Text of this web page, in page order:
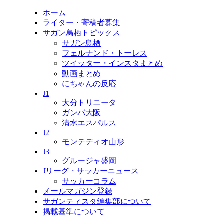
ホーム
ライター・寄稿者募集
サガン鳥栖トピックス
サガン鳥栖
フェルナンド・トーレス
ツイッター・インスタまとめ
動画まとめ
にちゃんの反応
J1
大分トリニータ
ガンバ大阪
清水エスパルス
J2
モンテディオ山形
J3
グルージャ盛岡
Jリーグ・サッカーニュース
サッカーコラム
メールマガジン登録
サガンティスタ編集部について
掲載基準について